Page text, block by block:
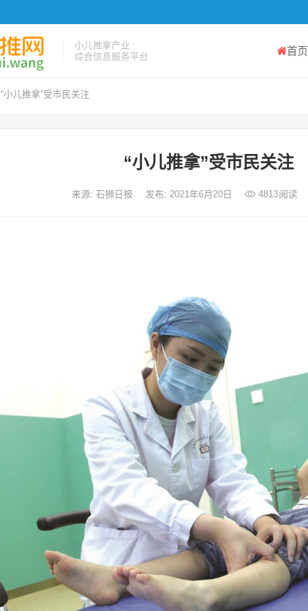
小儿推拿产业
综合信息服务平台
首页
“小儿推拿”受市民关注
“小儿推拿”受市民关注
来源: 石狮日报 发布: 2021年6月20日 4813阅读